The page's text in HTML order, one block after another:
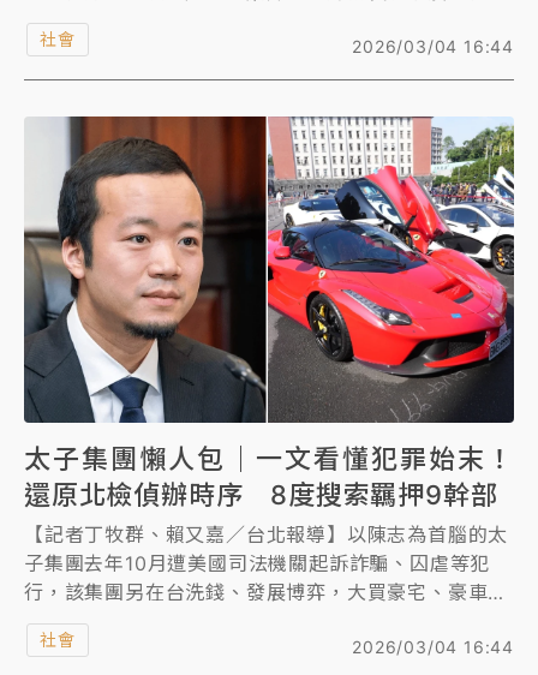
員共計62人。北檢已查扣集團在台購買的和平大苑11戶
豪宅、33量超跑豪車、精品及銀行帳戶等價值55億元
不法資產，其中愛馬仕包、球鞋等精品及雪茄，已於2
等24輛豪車也於3月2日拍出，進帳4億3662萬元；流
標的山豬王等9車則將待法院判決確定，可能再度拍
賣。至於和平大苑豪宅，北檢指出，因較無價值貶損的
時間顧慮，因此暫無拍賣計畫。
2026/03/04 16:44
社會
太子集團懶人包｜一文看懂犯罪始末！
還原北檢偵辦時序 8度搜索羈押9幹部
【記者丁牧群、賴又嘉／台北報導】以陳志為首腦的太
子集團去年10月遭美國司法機關起訴詐騙、囚虐等犯
行，該集團另在台洗錢、發展博弈，大買豪宅、豪車藏
匿犯罪所得，台北地檢署經過4個月調查、發動8次搜
索，先後羈押9名核心幹部，查扣和平大苑豪宅、豪
2026/03/04 16:44
社會